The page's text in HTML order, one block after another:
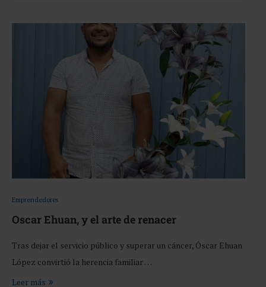
Emprendedores
Oscar Ehuan, y el arte de renacer
Tras dejar el servicio público y superar un cáncer, Óscar Ehuan
López convirtió la herencia familiar …
Leer más